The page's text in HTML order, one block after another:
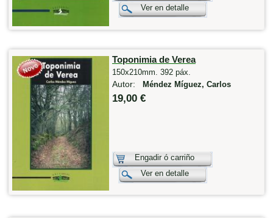
Ver en detalle
Toponimia de Verea
150x210mm. 392 páx.
Autor: Méndez Míguez, Carlos
19,00 €
Engadir ó carriño
Ver en detalle